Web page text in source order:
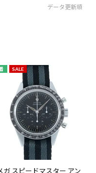
データ更新順
SALE
ガ スピードマスター アン